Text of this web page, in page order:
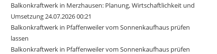
Balkonkraftwerk in Merzhausen: Planung, Wirtschaftlichkeit und
Umsetzung 24.07.2026 00:21
Balkonkraftwerk in Pfaffenweiler vom Sonnenkaufhaus prüfen
lassen
Balkonkraftwerk in Pfaffenweiler vom Sonnenkaufhaus prüfen